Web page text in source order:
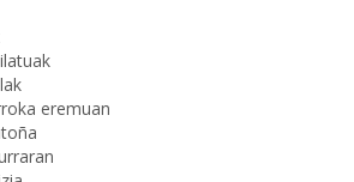
eremuan